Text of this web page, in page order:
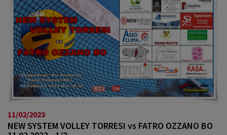
11/02/2023
NEW SYSTEM VOLLEY TORRESI vs FATRO OZZANO BO